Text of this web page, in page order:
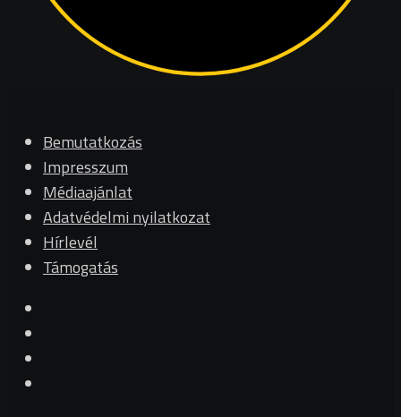
Bemutatkozás
Impresszum
Médiaajánlat
Adatvédelmi nyilatkozat
Hírlevél
Támogatás